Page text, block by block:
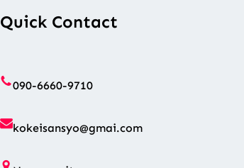
Quick Contact
090-6660-9710
kokeisansyo@gmai.com